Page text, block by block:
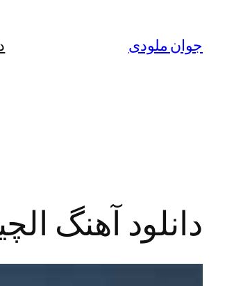
جوان ملودی
دانلود آهنگ